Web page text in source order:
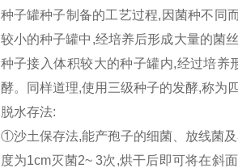
种子罐种子制备的工艺过程, 因菌种不同
较小的种子罐中 ,经培养后形成大量的菌
种子接入体积较大的种子罐内,经过培养
酵。同样道理,使用三级种子的发酵,称为
脱水存法:
①沙土保存法,能产孢子的细菌、放线菌
度为1cm灭菌2~ 3次,烘干后即可将在斜